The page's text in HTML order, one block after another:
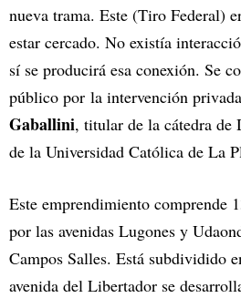
nueva trama. Este (Tiro Federal)
estar cercado. No existía
sí se producirá esa conexión. Se
público por la intervención
Gaballini, titular de la cátedra
de la Universidad Católica de La
Este emprendimiento comprende
por las avenidas Lugones y
Campos Salles. Está subdividido
avenida del Libertador se